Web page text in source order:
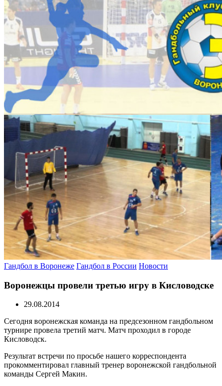
Гандбол в Воронеже Гандбол в России Новости
Воронежцы провели третью игру в Кисловодске
29.08.2014
Сегодня воронежская команда на предсезонном гандбольном
турнире провела третий матч. Матч проходил в городе
Кисловодск.
Результат встречи по просьбе нашего корреспондента
прокомментировал главный тренер воронежской гандбольной
команды Сергей Макин.